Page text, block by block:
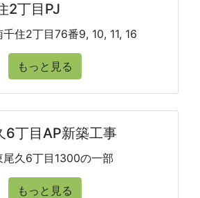
2丁目PJ
住2丁目76番9, 10, 11, 16
もっと見る
6丁目AP新築工事
久6丁目1300の一部
もっと見る